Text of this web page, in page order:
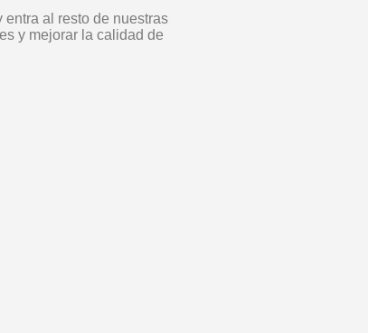
al resto de nuestras
y mejorar la calidad de